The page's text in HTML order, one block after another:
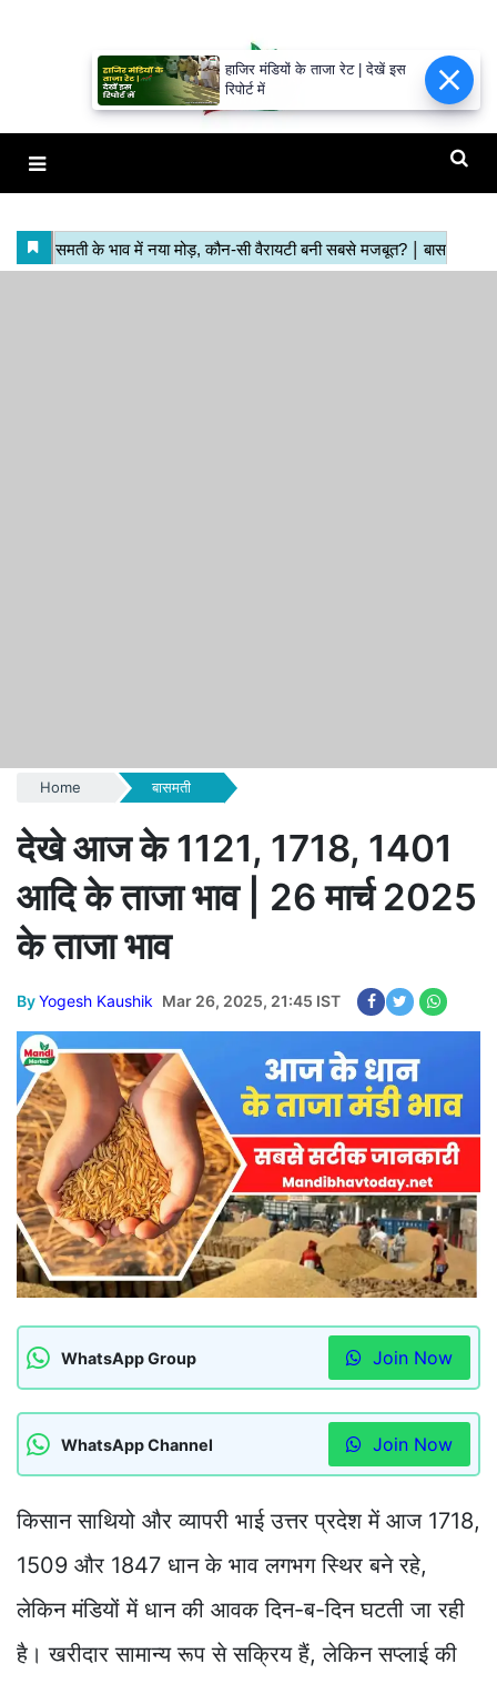
Home बासमती
देखे आज के 1121, 1718, 1401
आदि के ताजा भाव | 26 मार्च 2025
के ताजा भाव
ByYogesh Kaushik Mar 26, 2025, 21:45 IST
WhatsApp Group Join Now
WhatsApp Channel Join Now
किसान साथियो और व्यापरी भाई उत्तर प्रदेश में आज 1718,
1509 और 1847 धान के भाव लगभग स्थिर बने रहे,
लेकिन मंडियों में धान की आवक दिन-ब-दिन घटती जा रही
है। खरीदार सामान्य रूप से सक्रिय हैं, लेकिन सप्लाई की
हाजिर मंडियों के ताजा रेट | देखें इस
रिपोर्ट में